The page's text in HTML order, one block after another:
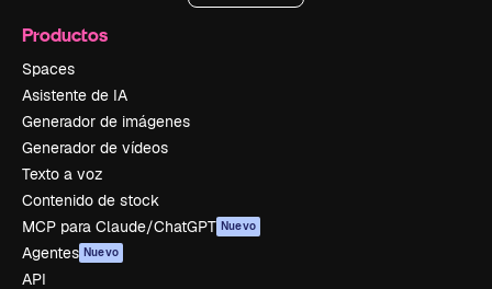
Productos
Spaces
Asistente de IA
Generador de imágenes
Generador de vídeos
Texto a voz
Contenido de stock
MCP para Claude/ChatGPT Nuevo
Agentes Nuevo
API